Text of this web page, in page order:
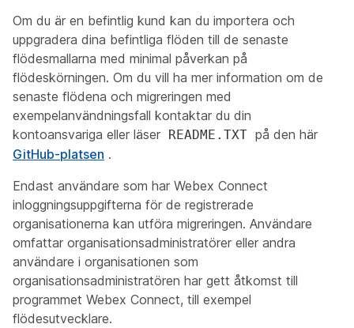
Om du är en befintlig kund kan du importera och
uppgradera dina befintliga flöden till de senaste
flödesmallarna med minimal påverkan på
flödeskörningen. Om du vill ha mer information om de
senaste flödena och migreringen med
exempelanvändningsfall kontaktar du din
kontoansvariga eller läser README.TXT på den här
GitHub-platsen .
Endast användare som har Webex Connect
inloggningsuppgifterna för de registrerade
organisationerna kan utföra migreringen. Användare
omfattar organisationsadministratörer eller andra
användare i organisationen som
organisationsadministratören har gett åtkomst till
programmet Webex Connect, till exempel
flödesutvecklare.